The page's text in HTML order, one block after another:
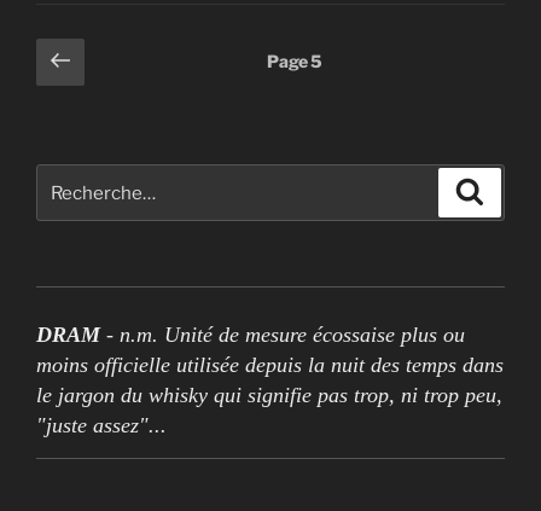
Pagination
des
Page
précédente
Page5
DRAM- n.m. Unité de mesure écossaise plus ou
moins officielle utilisée depuis la nuit des temps dans
le jargon du whisky qui signifie pas trop, ni trop peu,
"juste assez"...